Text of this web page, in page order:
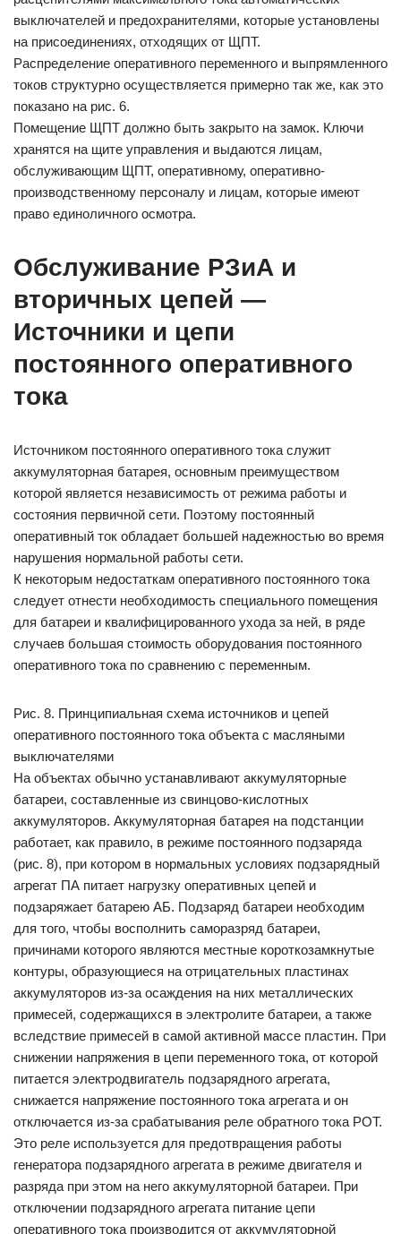
выключателей и предохранителями, которые установлены
на присоединениях, отходящих от ЩПТ.
Распределение оперативного переменного и выпрямленного
токов структурно осуществляется примерно так же, как это
показано на рис. 6.
Помещение ЩПТ должно быть закрыто на замок. Ключи
хранятся на щите управления и выдаются лицам,
обслуживающим ЩПТ, оперативному, оперативно-
производственному персоналу и лицам, которые имеют
право единоличного осмотра.
Обслуживание РЗиА и
вторичных цепей —
Источники и цепи
постоянного оперативного
тока
Источником постоянного оперативного тока служит
аккумуляторная батарея, основным преимуществом
которой является независимость от режима работы и
состояния первичной сети. Поэтому постоянный
оперативный ток обладает большей надежностью во время
нарушения нормальной работы сети.
К некоторым недостаткам оперативного постоянного тока
следует отнести необходимость специального помещения
для батареи и квалифицированного ухода за ней, в ряде
случаев большая стоимость оборудования постоянного
оперативного тока по сравнению с переменным.
Рис. 8. Принципиальная схема источников и цепей
оперативного постоянного тока объекта с масляными
выключателями
На объектах обычно устанавливают аккумуляторные
батареи, составленные из свинцово-кислотных
аккумуляторов. Аккумуляторная батарея на подстанции
работает, как правило, в режиме постоянного подзаряда
(рис. 8), при котором в нормальных условиях подзарядный
агрегат ПА питает нагрузку оперативных цепей и
подзаряжает батарею АБ. Подзаряд батареи необходим
для того, чтобы восполнить саморазряд батареи,
причинами которого являются местные короткозамкнутые
контуры, образующиеся на отрицательных пластинах
аккумуляторов из-за осаждения на них металлических
примесей, содержащихся в электролите батареи, а также
вследствие примесей в самой активной массе пластин. При
снижении напряжения в цепи переменного тока, от которой
питается электродвигатель подзарядного агрегата,
снижается напряжение постоянного тока агрегата и он
отключается из-за срабатывания реле обратного тока РОТ.
Это реле используется для предотвращения работы
генератора подзарядного агрегата в режиме двигателя и
разряда при этом на него аккумуляторной батареи. При
отключении подзарядного агрегата питание цепи
оперативного тока производится от аккумуляторной